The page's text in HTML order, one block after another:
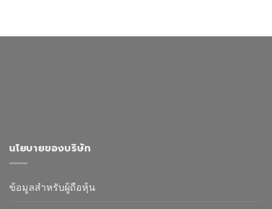
นโยบายของบริษัท
ข้อมูลสำหรับผู้ถือหุ้น